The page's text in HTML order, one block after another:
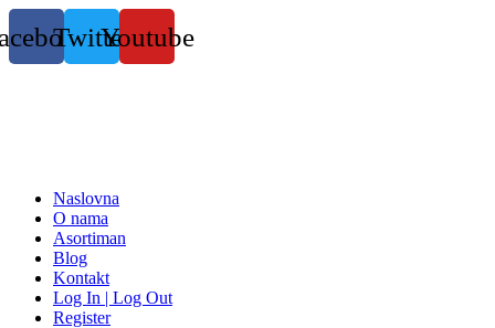
Skočite
na
sadržaj
TwitterYoutube
Naslovna
O nama
Asortiman
Blog
Kontakt
Log In | Log Out
Register